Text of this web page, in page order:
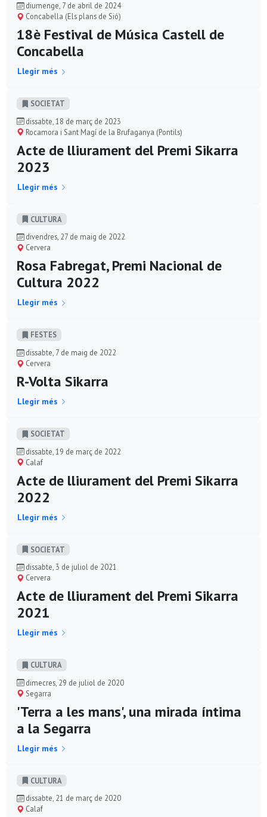
diumenge, 7 de abril de 2024
Concabella (Els plans de Sió)
18è Festival de Música Castell de
Concabella
Llegir més
SOCIETAT
dissabte, 18 de març de 2023
Rocamora i Sant Magí de la Brufaganya (Pontils)
Acte de lliurament del Premi Sikarra
2023
Llegir més
CULTURA
divendres, 27 de maig de 2022
Cervera
Rosa Fabregat, Premi Nacional de
Cultura 2022
Llegir més
FESTES
dissabte, 7 de maig de 2022
Cervera
R-Volta Sikarra
Llegir més
SOCIETAT
dissabte, 19 de març de 2022
Calaf
Acte de lliurament del Premi Sikarra
2022
Llegir més
SOCIETAT
dissabte, 3 de juliol de 2021
Cervera
Acte de lliurament del Premi Sikarra
2021
Llegir més
CULTURA
dimecres, 29 de juliol de 2020
Segarra
'Terra a les mans', una mirada íntima
a la Segarra
Llegir més
CULTURA
dissabte, 21 de març de 2020
Calaf